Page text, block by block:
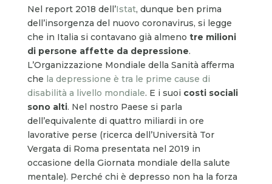
Nel report 2018 dell’Istat, dunque ben prima
dell’insorgenza del nuovo coronavirus, si legge
che in Italia si contavano già almeno tre milioni
di persone affette da depressione.
L’Organizzazione Mondiale della Sanità afferma
che la depressione è tra le prime cause di
disabilità a livello mondiale. E i suoi costi sociali
sono alti. Nel nostro Paese si parla
dell’equivalente di quattro miliardi in ore
lavorative perse (ricerca dell’Università Tor
Vergata di Roma presentata nel 2019 in
occasione della Giornata mondiale della salute
mentale). Perché chi è depresso non ha la forza